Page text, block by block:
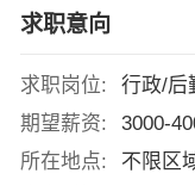
求职意向
求职岗位:
行政/后
期望薪资:
3000-
所在地点:
不限区